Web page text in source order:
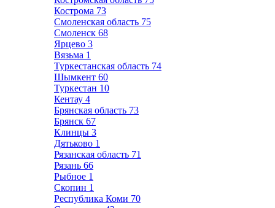
Кострома 73
Смоленская область 75
Смоленск 68
Ярцево 3
Вязьма 1
Туркестанская область 74
Шымкент 60
Туркестан 10
Кентау 4
Брянская область 73
Брянск 67
Клинцы 3
Дятьково 1
Рязанская область 71
Рязань 66
Рыбное 1
Скопин 1
Республика Коми 70